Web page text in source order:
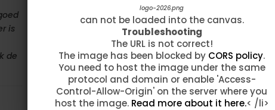
is
de
"Afgelopen week hebben wij onze
trouwbanner ontvangen. Wat zijn we hier
onwijs blij mee...!!! Op voorhand hadden wij
per mail contact omdat we de banner wilde
aanpassen. …"
Fam Taelman
can not be loaded into the canvas.
Troubleshooting
The URL is not correct!
The image has been blocked byCORS policy
You need to host the image under the same
protocol and domain or enable 'Access-
Control-Allow-Origin' on the server where you
host the image.Read more about it here.< /li>
logo-2026.png
can not be loaded into the canvas.
Troubleshooting
The URL is not correct!
The image has been blocked by CORS policy.
You need to host the image under the same
protocol and domain or enable 'Access-
Control-Allow-Origin' on the server where you
host the image. Read more about it here.< /li>